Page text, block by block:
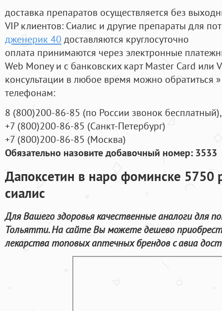
доставка препаратов осуществляется без
VIP клиентов: Сиалис и другие препараты для
дженерик 40 доставляются круглосуточно
оплата принимаются через электронные
Web Money и с банковских карт Master Card или
консультации в любое время можно обратиться
телефонам:
8 (800)200-86-85 (по России звонок бесплатный),
+7 (800)200-86-85 (Санкт-Петербург)
+7 (800)200-86-85 (Москва)
Обязательно назовите добавочный номер: 3533
Дапоксетин в наро фоминске 5750
сиалис
Для Вашего здоровья качественные аналоги для
Тольятти. На сайте Вы можете дешево
лекарства топовых аптечных брендов с авиа